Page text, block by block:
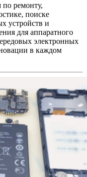
по ремонту,
поиске
устройств и
для аппаратного
электронных
в каждом